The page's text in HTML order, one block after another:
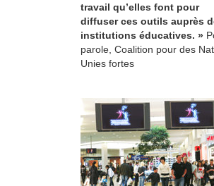
travail qu’elles font pour
diffuser ces outils auprès
institutions éducatives. »
parole, Coalition pour des
Unies fortes